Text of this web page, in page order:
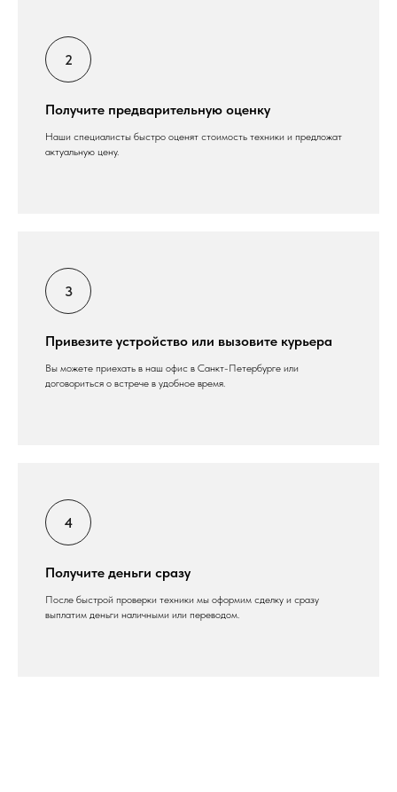
Получите предварительную оценку
Наши специалисты быстро оценят стоимость техники и предложат
актуальную цену.
Привезите устройство или вызовите курьера
Вы можете приехать в наш офис в Санкт-Петербурге или
договориться о встрече в удобное время.
Получите деньги сразу
После быстрой проверки техники мы оформим сделку и сразу
выплатим деньги наличными или переводом.